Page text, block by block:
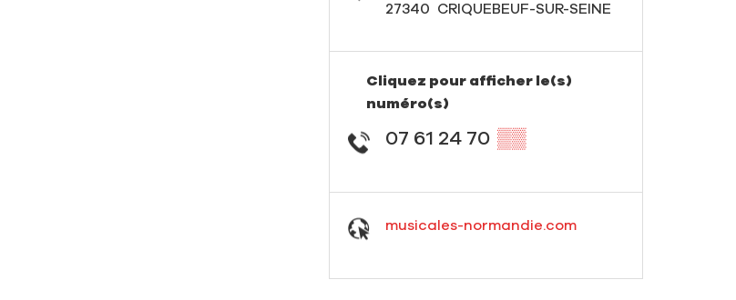
27340
CRIQUEBEUF-SUR-SEINE
Cliquez pour afficher le(s)
numéro(s)
07 61 24 70 ▒▒
musicales-normandie.com